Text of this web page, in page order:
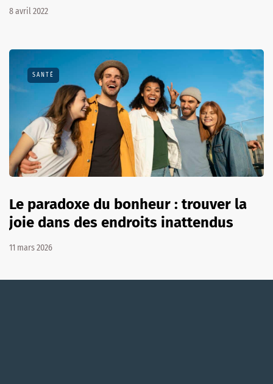
8 avril 2022
SANTÉ
Le paradoxe du bonheur : trouver la
joie dans des endroits inattendus
11 mars 2026